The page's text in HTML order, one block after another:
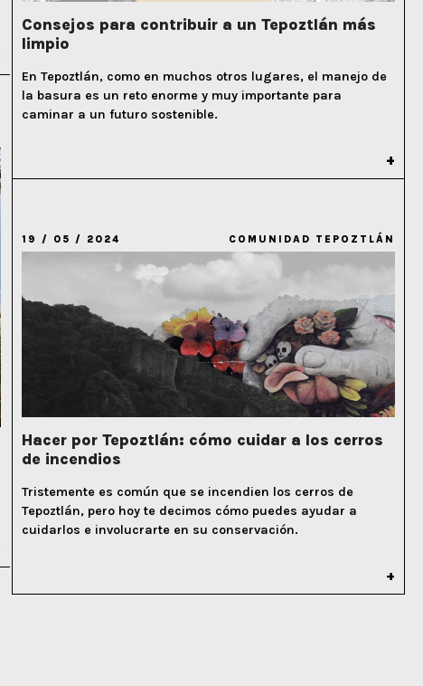
Consejos para contribuir a un Tepoztlán más
limpio
En Tepoztlán, como en muchos otros lugares, el manejo de
la basura es un reto enorme y muy importante para
caminar a un futuro sostenible.
19 / 05 / 2024 COMUNIDAD TEPOZTLÁN
Hacer por Tepoztlán: cómo cuidar a los cerros
de incendios
Tristemente es común que se incendien los cerros de
Tepoztlán, pero hoy te decimos cómo puedes ayudar a
cuidarlos e involucrarte en su conservación.